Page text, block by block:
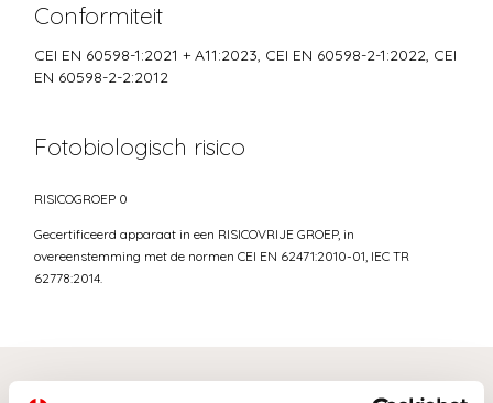
Conformiteit
CEI EN 60598-1:2021 + A11:2023, CEI EN 60598-2-1:2022, CEI
EN 60598-2-2:2012
Fotobiologisch risico
RISICOGROEP 0
Gecertificeerd apparaat in een RISICOVRIJE GROEP, in
overeenstemming met de normen CEI EN 62471:2010-01, IEC TR
62778:2014.